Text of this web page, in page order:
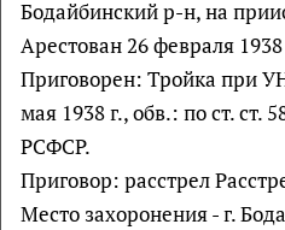
Бодайбинский р-н, на
Арестован 26 февраля 1938
Приговорен: Тройка при
мая 1938 г., обв.: по ст. ст.
РСФСР.
Приговор: расстрел
Место захоронения - г.